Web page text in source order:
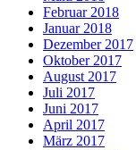
Februar 2018
Januar 2018
Dezember 2017
Oktober 2017
August 2017
Juli 2017
Juni 2017
April 2017
März 2017